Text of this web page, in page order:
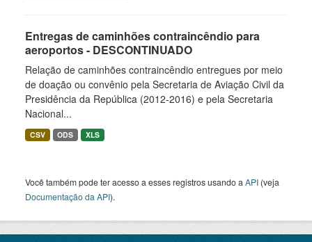
Entregas de caminhões contraincêndio para
aeroportos - DESCONTINUADO
Relação de caminhões contraincêndio entregues por meio
de doação ou convênio pela Secretaria de Aviação Civil da
Presidência da República (2012-2016) e pela Secretaria
Nacional...
CSV ODS XLS
Você também pode ter acesso a esses registros usando a API (veja
Documentação da API).